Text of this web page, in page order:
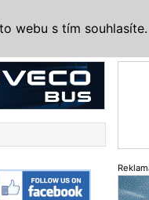
webu s tím souhlasíte.